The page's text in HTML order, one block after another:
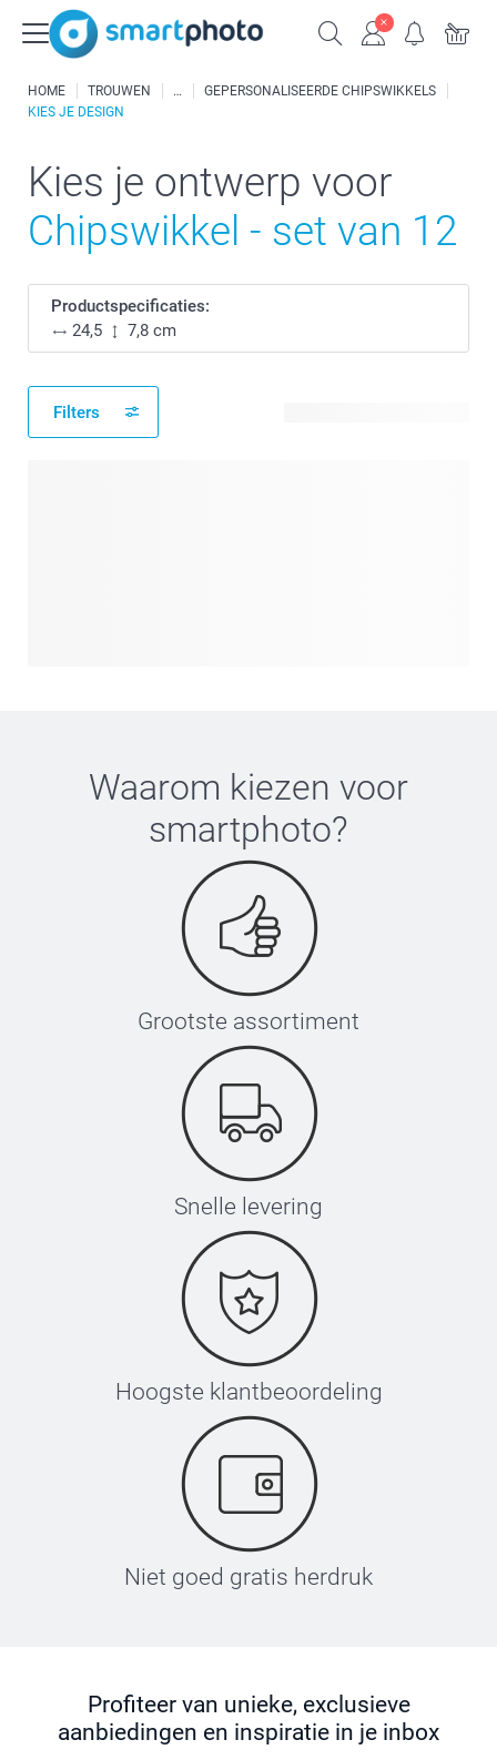
HOME TROUWEN
GEPERSONALISEERDE CHIPSWIKKELS
KIES JE DESIGN
Kies je ontwerp voor
Chipswikkel - set van 12
Productspecificaties:
24,5
7,8 cm
Filters
Waarom kiezen voor
smartphoto?
Grootste assortiment
Snelle levering
Hoogste klantbeoordeling
Niet goed gratis herdruk
Profiteer van unieke, exclusieve
aanbiedingen en inspiratie in je inbox